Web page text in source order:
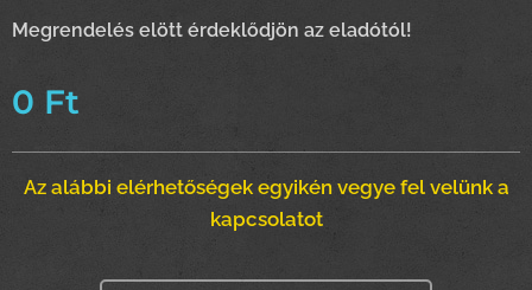
Megrendelés elött érdeklődjön az eladótól!
0 Ft
Az alábbi elérhetőségek egyikén vegye fel velünk a
kapcsolatot